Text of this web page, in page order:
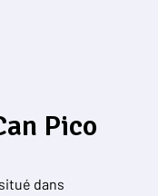
Pico
dans